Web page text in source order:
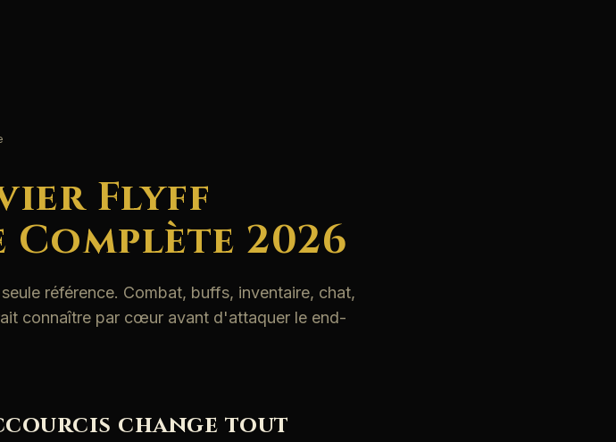
Flyff
2026
référence. Combat, buffs, inventaire, chat,
connaître par cœur avant d'attaquer le end-
change tout